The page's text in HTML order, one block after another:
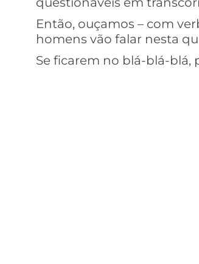
Então, ouçamos – com
homens vão falar nesta
Se ficarem no blá-blá-blá,